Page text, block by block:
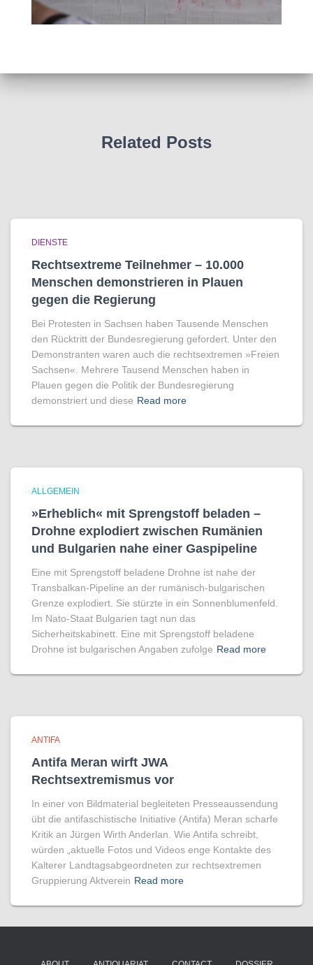
Related Posts
DIENSTE
Rechtsextreme Teilnehmer – 10.000
Menschen demonstrieren in Plauen
gegen die Regierung
Bei Protesten in Sachsen haben Tausende Menschen
den Rücktritt der Bundesregierung gefordert. Unter den
Demonstranten waren auch die rechtsextremen »Freien
Sachsen«. Mehrere Tausend Menschen haben in
Plauen gegen die Politik der Bundesregierung
demonstriert und diese Read more
ALLGEMEIN
»Erheblich« mit Sprengstoff beladen –
Drohne explodiert zwischen Rumänien
und Bulgarien nahe einer Gaspipeline
Eine mit Sprengstoff beladene Drohne ist nahe der
Transbalkan-Pipeline an der rumänisch-bulgarischen
Grenze explodiert. Sie stürzte in ein Sonnenblumenfeld.
Im Nato-Staat Bulgarien tagt nun das
Sicherheitskabinett. Eine mit Sprengstoff beladene
Drohne ist bulgarischen Angaben zufolge Read more
ANTIFA
Antifa Meran wirft JWA
Rechtsextremismus vor
In einer von Bildmaterial begleiteten Presseaussendung
übt die antifaschistische Initiative (Antifa) Meran scharfe
Kritik an Jürgen Wirth Anderlan. Wie Antifa schreibt,
würden „aktuelle Fotos und Videos enge Kontakte des
Kalterer Landtagsabgeordneten zur rechtsextremen
Gruppierung Aktverein Read more